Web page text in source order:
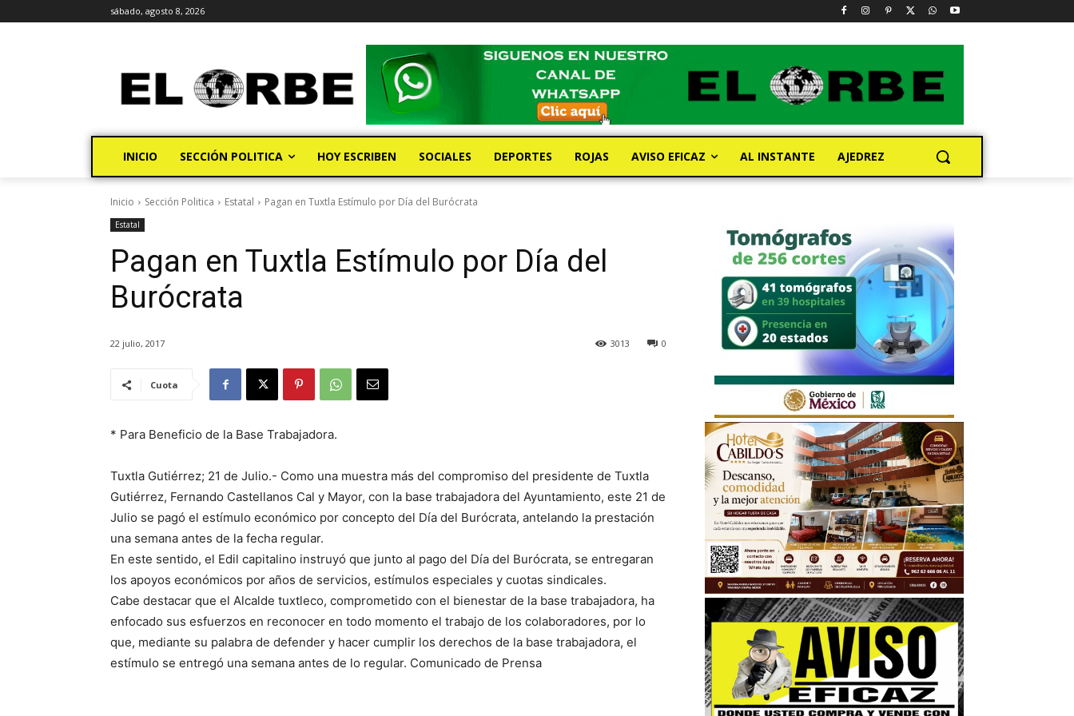
sábado, agosto 8, 2026
INICIO SECCIÓN POLITICA HOY ESCRIBEN SOCIALES DEPORTES ROJAS AVISO EFICAZ AL INSTANTE AJEDREZ
Inicio Sección Politica Estatal Pagan en Tuxtla Estímulo por Día del Burócrata
Estatal
Pagan en Tuxtla Estímulo por Día del
Burócrata
22 julio, 2017 0
3013
Cuota
* Para Beneficio de la Base Trabajadora.
Tuxtla Gutiérrez; 21 de Julio.- Como una muestra más del compromiso del presidente de Tuxtla
Gutiérrez, Fernando Castellanos Cal y Mayor, con la base trabajadora del Ayuntamiento, este 21 de
Julio se pagó el estímulo económico por concepto del Día del Burócrata, antelando la prestación
una semana antes de la fecha regular.
En este sentido, el Edil capitalino instruyó que junto al pago del Día del Burócrata, se entregaran
los apoyos económicos por años de servicios, estímulos especiales y cuotas sindicales.
Cabe destacar que el Alcalde tuxtleco, comprometido con el bienestar de la base trabajadora, ha
enfocado sus esfuerzos en reconocer en todo momento el trabajo de los colaboradores, por lo
que, mediante su palabra de defender y hacer cumplir los derechos de la base trabajadora, el
estímulo se entregó una semana antes de lo regular. Comunicado de Prensa